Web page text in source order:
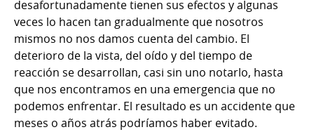
desafortunadamente tienen sus efectos y algunas
veces lo hacen tan gradualmente que nosotros
mismos no nos damos cuenta del cambio. El
deterioro de la vista, del oído y del tiempo de
reacción se desarrollan, casi sin uno notarlo, hasta
que nos encontramos en una emergencia que no
podemos enfrentar. El resultado es un accidente que
meses o años atrás podríamos haber evitado.